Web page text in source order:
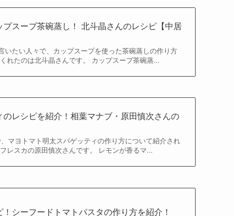
スープ茶碗蒸し！ 北斗晶さんのレシピ【中居
いたい人々で、カップスープを使った茶碗蒸しの作り方
れたのは北斗晶さんです。 カップスープ茶碗蒸...
レシピを紹介！相葉マナブ・原田慎次さんの
マヨトマト明太スパゲッティの作り方について紹介され
レスカの原田慎次さんです。 レモンが香るマ...
シーフードトマトパスタの作り方を紹介！